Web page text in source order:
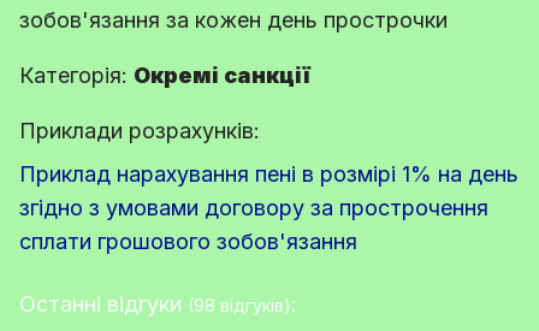
зобов'язання за кожен день прострочки
Категорія: Окремі санкції
Приклади розрахунків:
Приклад нарахування пені в розмірі 1% на день
згідно з умовами договору за прострочення
сплати грошового зобов'язання
Останні відгуки (98 відгуків):